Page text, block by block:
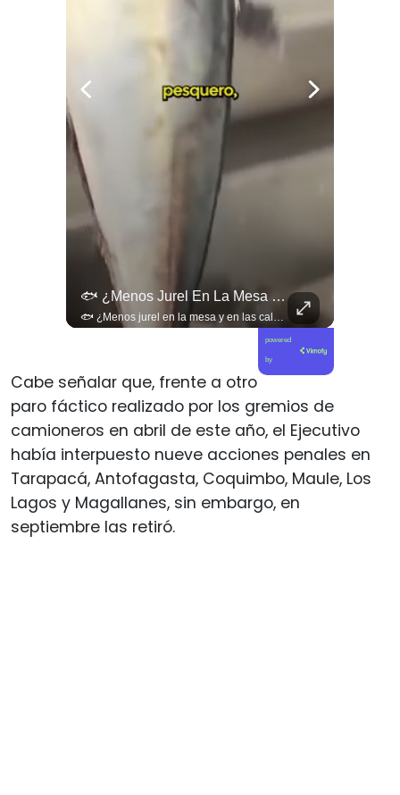
🐟 ¿Menos Jurel En La Mesa Y En Las Caletas?
🐟 ¿Menos jurel en la mesa y en las caletas? El cambio climático y El Niño alteran las aguas chilenas. 🌊🇨🇱 Especialistas advierten que las anomalías térmicas en el océano están desplazando los cardúmenes de jurel hacia zonas más profundas y australes, alejándolos de la costa. El fenómeno golpea directamente el sustento de la pesca artesanal y amenaza la canasta básica familiar, al restringir la oferta de una de las fuentes de proteína más populares y accesibles del país. 📉🎣 🎥 Revisa el análisis científico completo y el impacto en las comunidades costeras en elciudadano.com 🔗 (Link en la biografía). ¿Has notado la escasez o el alza de precio del jurel en tu ciudad? Te leemos en los comentarios. 💬👇🏼
powered
by
Cabe señalar que, frente a otro
paro fáctico realizado por los gremios de
camioneros en abril de este año, el Ejecutivo
había interpuesto nueve acciones penales en
Tarapacá, Antofagasta, Coquimbo, Maule, Los
Lagos y Magallanes, sin embargo, en
septiembre las retiró.